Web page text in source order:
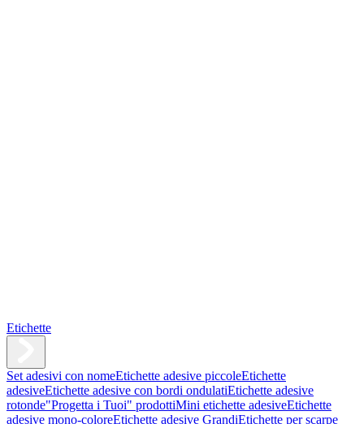
Etichette
Set adesivi con nomeEtichette adesive piccoleEtichette
adesiveEtichette adesive con bordi ondulatiEtichette adesive
rotonde"Progetta i Tuoi" prodottiMini etichette adesiveEtichette
adesive mono-coloreEtichette adesive GrandiEtichette per scarpe